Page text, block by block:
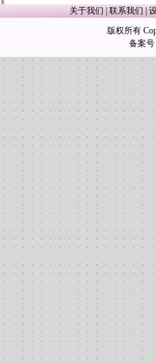
关于我们 联系我们
版权所有
备案号